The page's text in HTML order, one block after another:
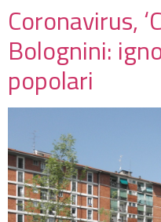
Coronavirus,
Bolognini:
popolari